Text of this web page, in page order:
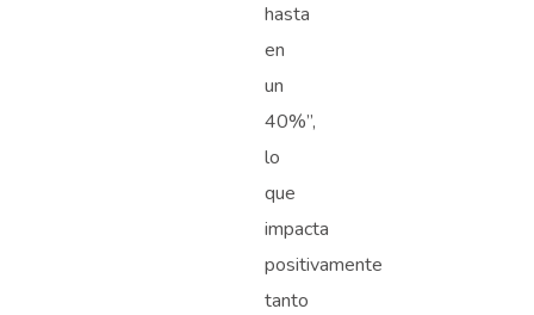
hasta
en
un
40%”,
lo
que
impacta
positivamente
tanto